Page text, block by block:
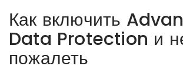
Как включить
Data Protection и
пожалеть